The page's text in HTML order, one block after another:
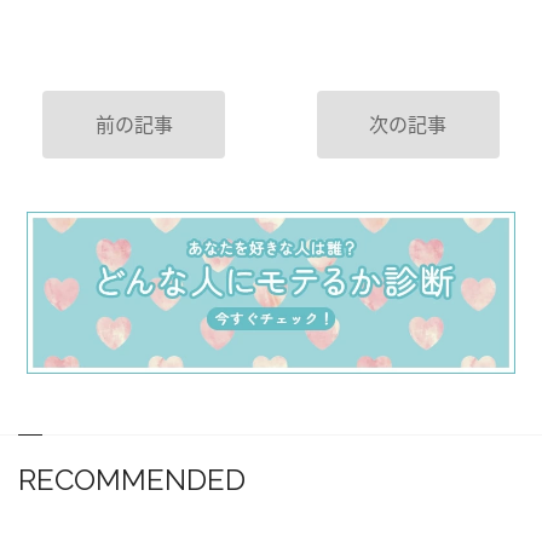
前の記事 次の記事
RECOMMENDED